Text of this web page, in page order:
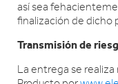
así sea
finalización de dicho
Transmisión de
La entrega se